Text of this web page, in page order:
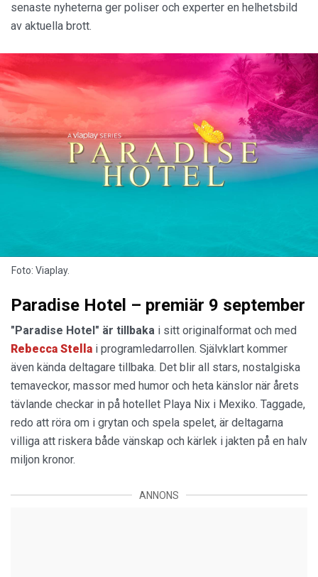
senaste nyheterna ger poliser och experter en helhetsbild
av aktuella brott.
Foto: Viaplay.
Paradise Hotel – premiär 9 september
"Paradise Hotel" är tillbaka i sitt originalformat och med
Rebecca Stella i programledarrollen. Självklart kommer
även kända deltagare tillbaka. Det blir all stars, nostalgiska
temaveckor, massor med humor och heta känslor när årets
tävlande checkar in på hotellet Playa Nix i Mexiko. Taggade,
redo att röra om i grytan och spela spelet, är deltagarna
villiga att riskera både vänskap och kärlek i jakten på en halv
miljon kronor.
ANNONS